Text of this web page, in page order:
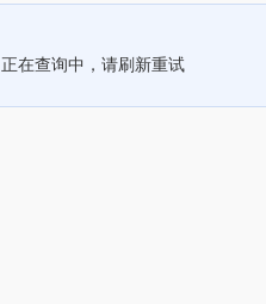
正在查询中，请刷新重试